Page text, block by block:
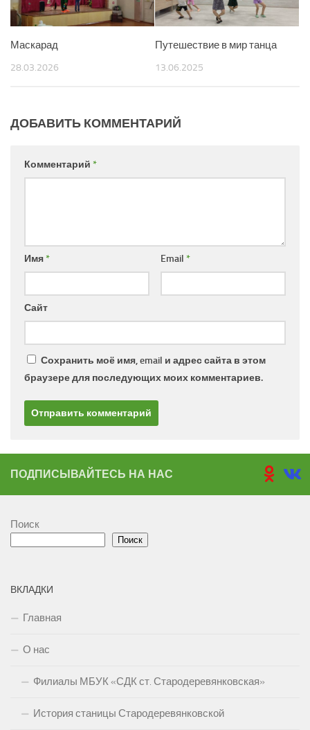
Маскарад
28.03.2026
Путешествие в мир танца
13.06.2025
ДОБАВИТЬ КОММЕНТАРИЙ
Комментарий *
Имя* Email *
Сайт
Сохранить моё имя, email и адрес сайта в этом
браузере для последующих моих комментариев.
ПОДПИСЫВАЙТЕСЬ НА НАС
Поиск
Поиск
ВКЛАДКИ
Главная
О нас
Филиалы МБУК «СДК ст. Стародеревянковская»
История станицы Стародеревянковской